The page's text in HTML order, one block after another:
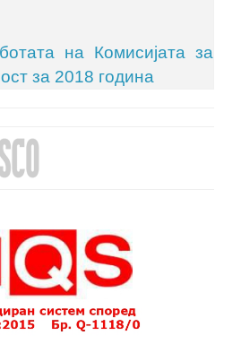
на Комисијата за
за 2018 година